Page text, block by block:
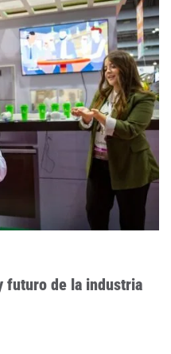
futuro de la industria